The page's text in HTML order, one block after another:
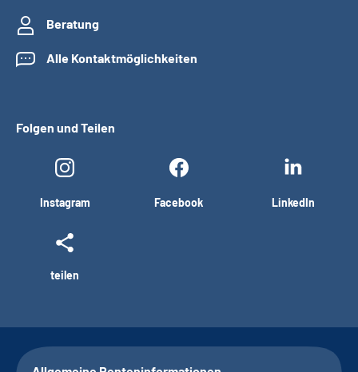
Beratung
Alle Kontaktmöglichkeiten
Folgen und Teilen
Instagram Facebook LinkedIn
teilen